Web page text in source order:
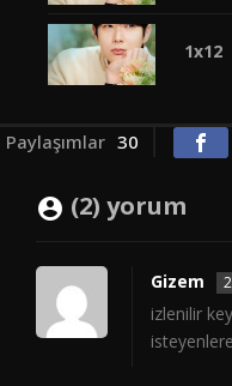
1x12
Paylaşımlar 30
(2) yorum
Gizem
izlenilir